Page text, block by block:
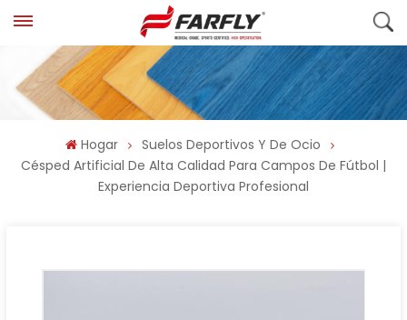
Hogar
Suelos Deportivos Y De Ocio
Césped Artificial De Alta Calidad Para Campos De Fútbol |
Experiencia Deportiva Profesional